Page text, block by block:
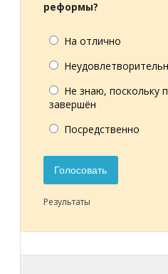
реформы?
На отлично
Не знаю, поскольку
завершён
Посредственно
Голосовать
Результаты